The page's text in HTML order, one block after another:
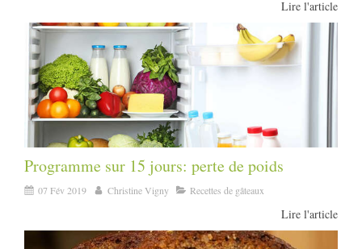
Lire l'article
Programme sur 15 jours: perte de poids
07 Fév 2019 Christine Vigny Recettes de gâteaux
Lire l'article